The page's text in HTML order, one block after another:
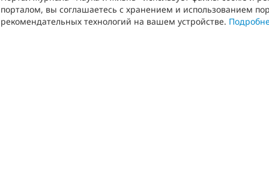
порталом, вы соглашаетесь с хранением и использованием
рекомендательных технологий на вашем устройстве.